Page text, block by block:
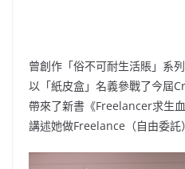
曾創作「俗不可耐生活賬」系
以「紙皮盒」名義參戰了今屆
帶來了新書《Freelancer求生
講述她做Freelance（自由委託